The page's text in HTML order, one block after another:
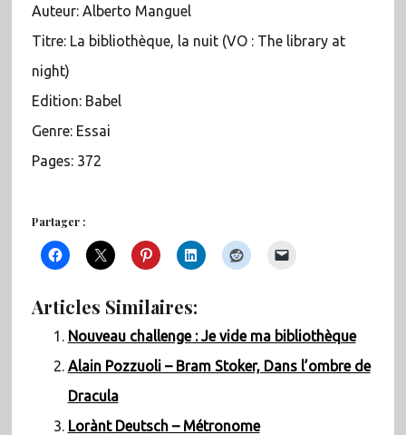
Auteur: Alberto Manguel
Titre: La bibliothèque, la nuit (VO : The library at
night)
Edition: Babel
Genre: Essai
Pages: 372
Partager :
Articles Similaires:
Nouveau challenge : Je vide ma bibliothèque
Alain Pozzuoli – Bram Stoker, Dans l’ombre de
Dracula
Lorànt Deutsch – Métronome